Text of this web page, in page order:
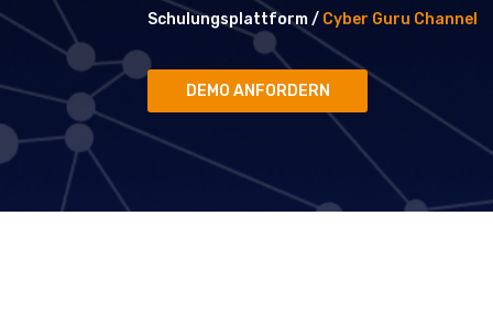
Schulungsplattform / Cyber Guru Channel
DEMO ANFORDERN